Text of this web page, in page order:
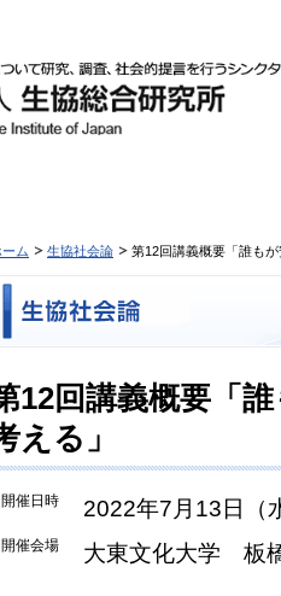
ーム 生協社会論 第12回講義概要「誰も
12回講義概要「
える」
催日時 2022年7月13日（
催会場 大東文化大学 板